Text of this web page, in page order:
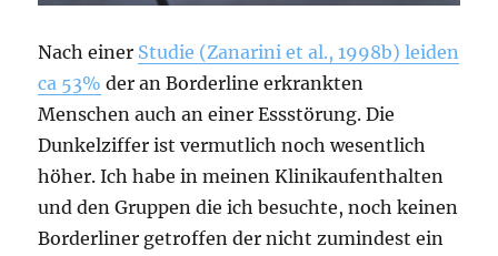
Nach einer Studie (Zanarini et al., 1998b) leiden
ca 53% der an Borderline erkrankten
Menschen auch an einer Essstörung. Die
Dunkelziffer ist vermutlich noch wesentlich
höher. Ich habe in meinen Klinikaufenthalten
und den Gruppen die ich besuchte, noch keinen
Borderliner getroffen der nicht zumindest ein